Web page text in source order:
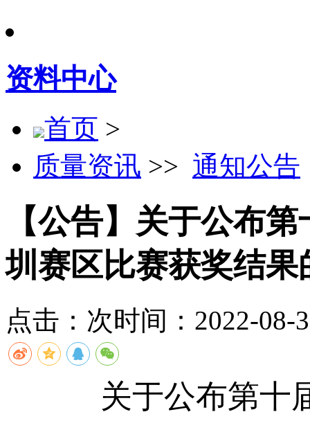
资料中心
首页 >
质量资讯 >> 通知公告
【公告】关于公布
圳赛区比赛获奖结果
点击： 次时间：2022-08-
关于公布第十